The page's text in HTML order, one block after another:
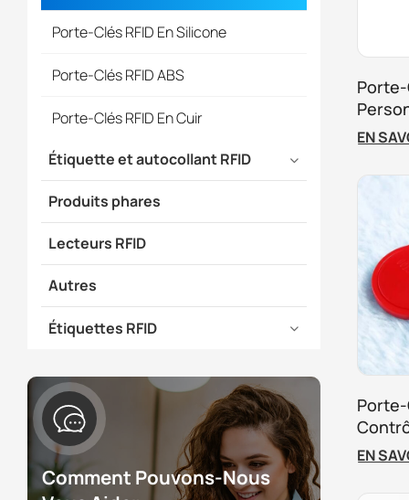
Porte-Clés RFID En Silicone
Porte-Clés RFID ABS
Porte-Clés RFID En Cuir
Étiquette et autocollant RFID
Produits phares
Lecteurs RFID
Autres
Étiquettes RFID
Comment Pouvons-Nous
Porte-
EN
Porte-
EN